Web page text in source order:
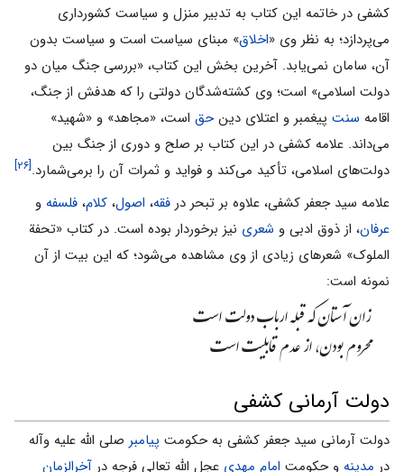
کشفی در خاتمه این کتاب به تدبیر منزل و سیاست کشورداری
می‌‌پردازد؛ به نظر وی «اخلاق» مبنای سیاست است و سیاست بدون
آن، سامان نمی‌‌یابد. آخرین بخش این کتاب، «بررسی جنگ میان دو
دولت اسلامی» است؛ وی کشته‌شدگان دولتی را که هدفش از جنگ،
اقامه سنت پیغمبر و اعتلای دینحق است، «مجاهد» و «شهید»
می‌‌داند. علامه کشفی در این کتاب بر صلح و دوری از جنگ بین
دولت‌های اسلامی، تأکید می‌‌کند و فواید و ثمرات آن را برمی‌‌شمارد.[۲۶]
علامه سید جعفر کشفی، علاوه بر تبحر در فقه، اصول، کلام، فلسفه و
عرفان، از ذوق ادبی و شعری نیز برخوردار بوده است. در کتاب «تحفة
الملوک» شعرهای زیادی از وی مشاهده می‌‌شود؛ که این بیت از آن
نمونه است:
زان آستان که قبله ارباب دولت است
محروم بودن، از عدم قابلیت است
دولت آرمانی کشفی
دولت آرمانی سید جعفر کشفی به حکومت پیامبر صلی الله علیه وآله
در مدینه و حکومت امام مهدی عجل الله تعالی فرجه در آخرالزمان